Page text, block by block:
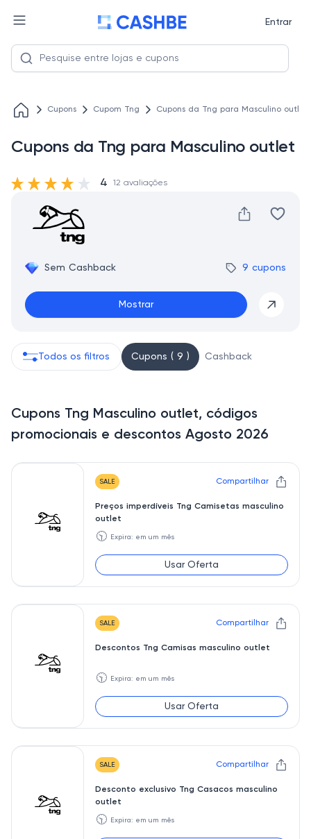
Entrar
Cupons Cupom Tng Cupons da Tng para Masculino outlet
Cupons da Tng para Masculino outlet
Sem Cashback 9 cupons
Mostrar
4 12 avaliações
Todos os filtros Cupons ( 9 ) Cashback
Cupons Tng Masculino outlet, códigos
promocionais e descontos Agosto 2026
SALE Compartilhar
Preços imperdíveis Tng Camisetas masculino
outlet
🕥 Expira: em um mês
Usar Oferta
SALE Compartilhar
Descontos Tng Camisas masculino outlet
🕥 Expira: em um mês
Usar Oferta
SALE Compartilhar
Desconto exclusivo Tng Casacos masculino
outlet
🕥 Expira: em um mês